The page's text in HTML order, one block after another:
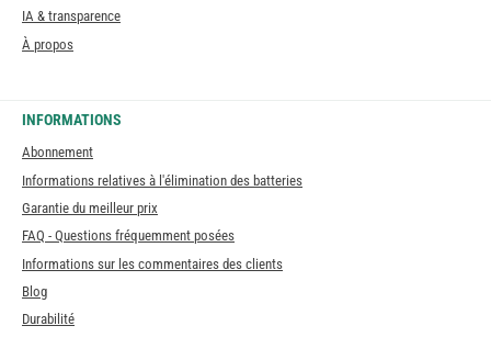
IA & transparence
À propos
INFORMATIONS
Abonnement
Informations relatives à l'élimination des batteries
Garantie du meilleur prix
FAQ - Questions fréquemment posées
Informations sur les commentaires des clients
Blog
Durabilité